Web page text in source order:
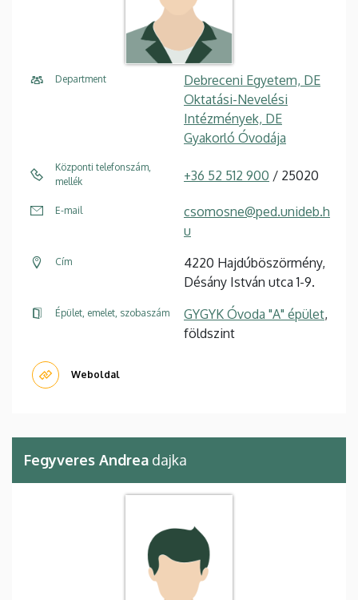
Department
Debreceni Egyetem, DE
Oktatási-Nevelési
Intézmények, DE
Gyakorló Óvodája
Központi telefonszám,
mellék
+36 52 512 900 / 25020
E-mail
csomosne@ped.unideb.h
u
Cím
4220 Hajdúböszörmény,
Désány István utca 1-9.
Épület, emelet, szobaszám GYGYK Óvoda "A" épület,
földszint
Weboldal
Fegyveres Andrea dajka